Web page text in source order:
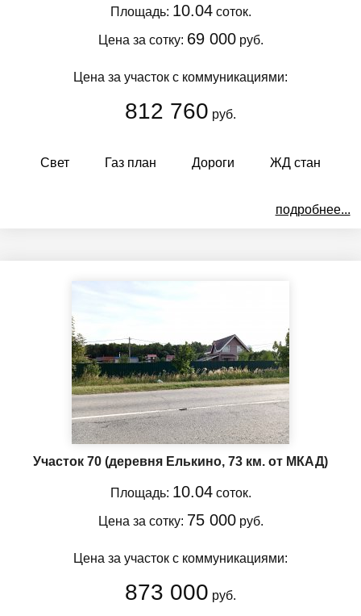
Площадь: 10.04соток.
Цена за сотку: 69 000руб.
Цена за участок с коммуникациями:
812 760 руб.
Свет Газ план Дороги ЖД стан
подробнее...
Участок 70 (деревня Елькино, 73 км. от МКАД)
Площадь: 10.04соток.
Цена за сотку: 75 000руб.
Цена за участок с коммуникациями:
873 000 руб.